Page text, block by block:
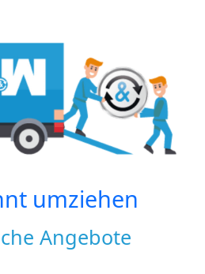
umziehen
Angebote